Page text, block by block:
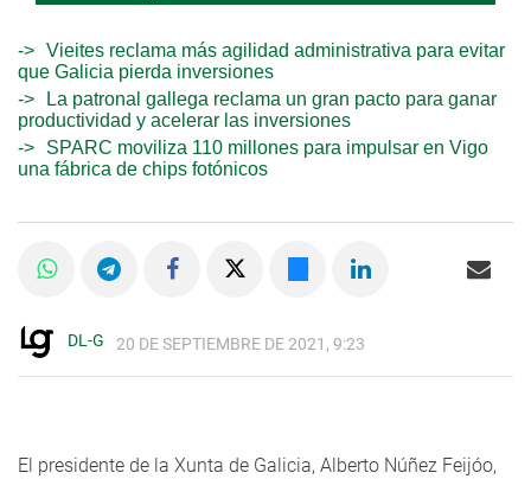
Vieites reclama más agilidad administrativa para evitar
que Galicia pierda inversiones
La patronal gallega reclama un gran pacto para ganar
productividad y acelerar las inversiones
SPARC moviliza 110 millones para impulsar en Vigo
una fábrica de chips fotónicos
DL-G 20 DE SEPTIEMBRE DE 2021, 9:23
El presidente de la Xunta de Galicia, Alberto Núñez Feijóo,